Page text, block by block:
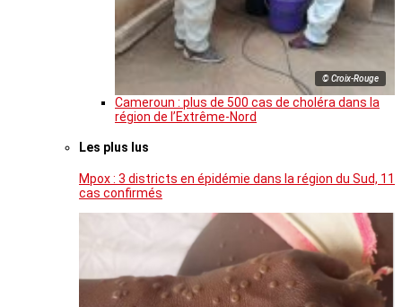
© Croix-Rouge
Cameroun : plus de 500 cas de choléra dans la
région de l’Extrême-Nord
Les plus lus
Mpox : 3 districts en épidémie dans la région du Sud, 11
cas confirmés